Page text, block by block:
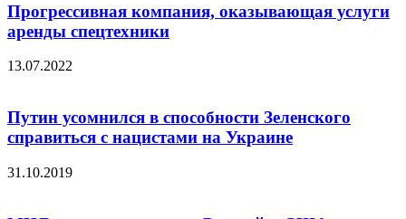
Прогрессивная компания, оказывающая услуги
аренды спецтехники
13.07.2022
Путин усомнился в способности Зеленского
справиться с нацистами на Украине
31.10.2019